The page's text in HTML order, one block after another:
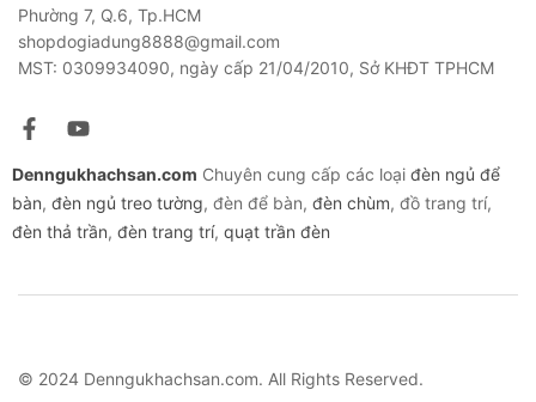
Phường 7, Q.6, Tp.HCM
shopdogiadung8888@gmail.com
MST: 0309934090, ngày cấp 21/04/2010, Sở KHĐT TPHCM
Denngukhachsan.com Chuyên cung cấp các loại đèn ngủ để
bàn, đèn ngủ treo tường, đèn để bàn, đèn chùm, đồ trang trí,
đèn thả trần, đèn trang trí, quạt trần đèn
© 2024 Denngukhachsan.com. All Rights Reserved.